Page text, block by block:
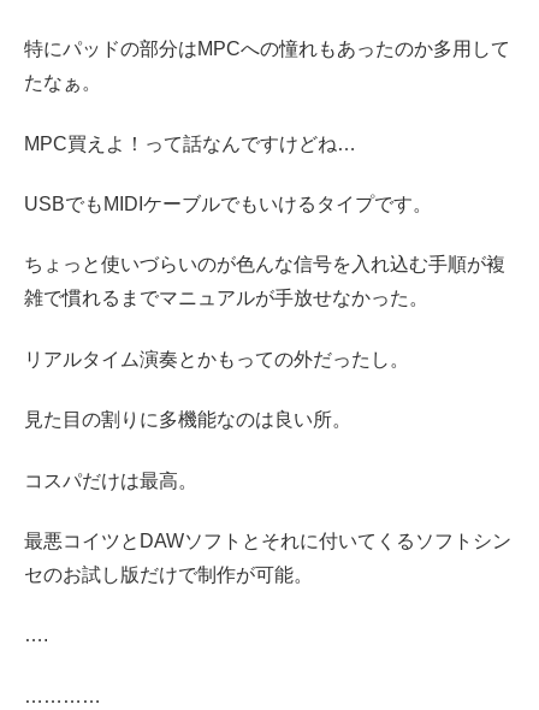
特にパッドの部分はMPCへの憧れもあったのか多用して
たなぁ。
MPC買えよ！って話なんですけどね…
USBでもMIDIケーブルでもいけるタイプです。
ちょっと使いづらいのが色んな信号を入れ込む手順が複
雑で慣れるまでマニュアルが手放せなかった。
リアルタイム演奏とかもっての外だったし。
見た目の割りに多機能なのは良い所。
コスパだけは最高。
最悪コイツとDAWソフトとそれに付いてくるソフトシン
セのお試し版だけで制作が可能。
….
…………